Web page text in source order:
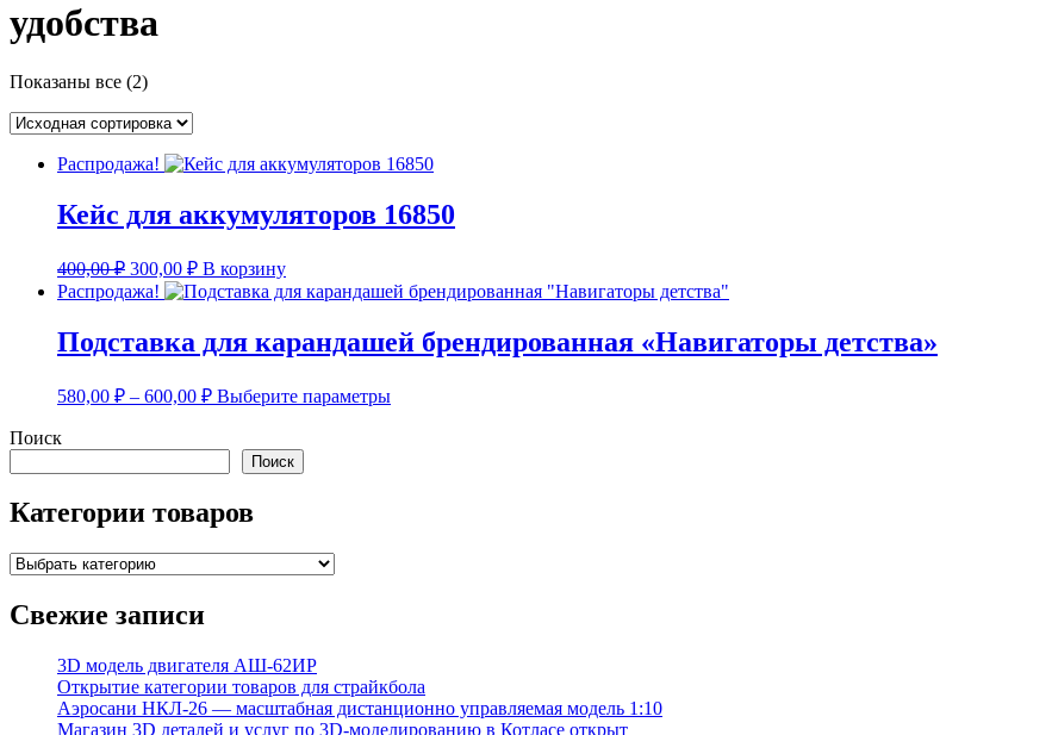
удобства
Показаны все (2)
Распродажа!
Кейс для аккумуляторов 16850
400,00₽ Первоначальная
цена
составляла
300,00 ₽Текущая
цена:
В корзину
Распродажа!
Подставка для карандашей брендированная «Навигаторы детства»
580,00 ₽ – 600,00 ₽Диапазон
Выберите параметрыЭтот
Поиск
Поиск
Категории товаров
Свежие записи
3D модель двигателя АШ-62ИР
Открытие категории товаров для страйкбола
Аэросани НКЛ‑26 — масштабная дистанционно управляемая модель 1:10
Магазин 3D деталей и услуг по 3D-моделированию в Котласе открыт